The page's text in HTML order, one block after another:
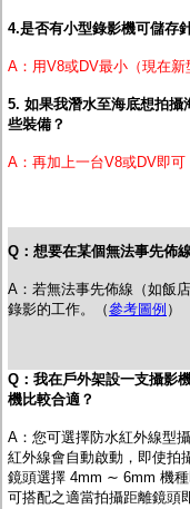
4.是否有小型錄影機可儲存
A：用V8或DV最小（現在新
5. 如果我潛水至海底想拍攝
些裝備？
A：再加上一台V8或DV即可
Q：想要在某個無法事先佈
A：若無法事先佈線（如飯
錄影的工作。（參考圖例 ）
Q：我在戶外架設一支攝影
機比較合適？
A：您可選擇防水紅外線型
紅外線會自動啟動，即使拍
鏡頭選擇 4mm ∼ 6mm 機
可搭配之適當拍攝距離鏡頭